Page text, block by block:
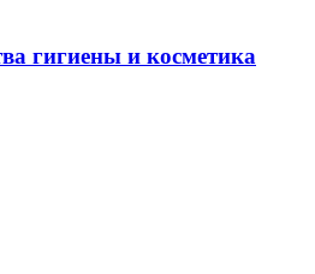
гигиены и косметика